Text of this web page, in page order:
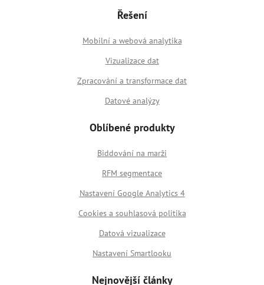
Řešení
Mobilní a webová analytika
Vizualizace dat
Zpracování a transformace dat
Datové analýzy
Oblíbené produkty
Biddování na marži
RFM segmentace
Nastavení Google Analytics 4
Cookies a souhlasová politika
Datová vizualizace
Nastavení Smartlooku
Nejnovější články